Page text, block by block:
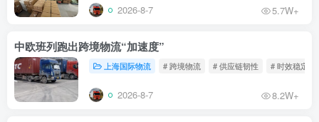
2026-8-7 5.7W+
中欧班列跑出跨境物流“加速度”
上海国际物流 # 跨境物流 # 供应链韧性 # 时效稳定
2026-8-7 8.2W+